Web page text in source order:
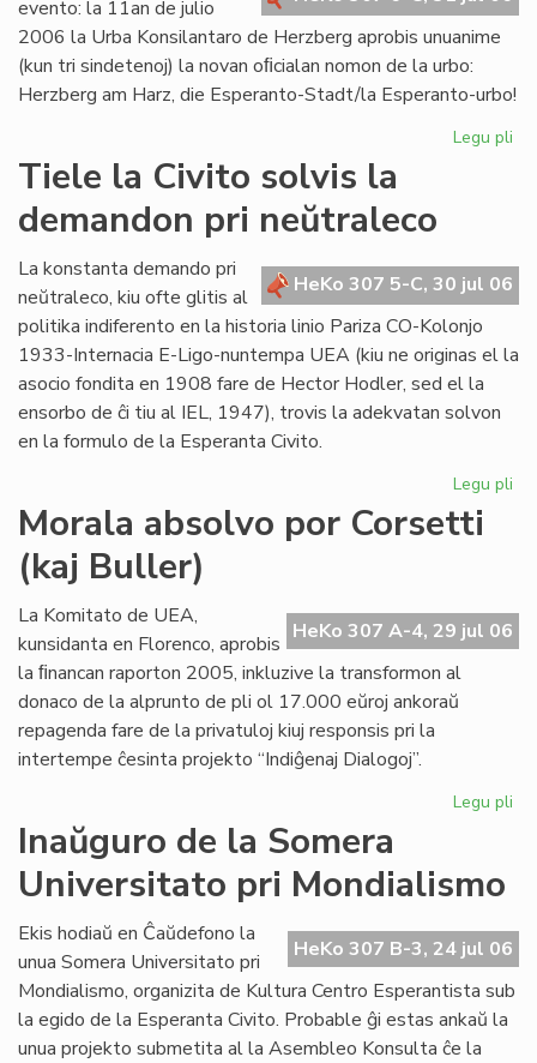
evento: la 11an de julio
2006 la Urba Konsilantaro de Herzberg aprobis unuanime
(kun tri sindetenoj) la novan oﬁcialan nomon de la urbo:
Herzberg am Harz, die Esperanto-Stadt/la Esperanto-urbo!
Legu pli
Tiele la Civito solvis la
demandon pri neŭtraleco
HeKo 307 5-C, 30 jul 06
La konstanta demando pri
neŭtraleco, kiu ofte glitis al
politika indiferento en la historia linio Pariza CO-Kolonjo
1933-Internacia E-Ligo-nuntempa UEA (kiu ne originas el la
asocio fondita en 1908 fare de Hector Hodler, sed el la
ensorbo de ĉi tiu al IEL, 1947), trovis la adekvatan solvon
en la formulo de la Esperanta Civito.
Legu pli
la
Morala absolvo por Corsetti
(kaj Buller)
HeKo 307 A-4, 29 jul 06
La Komitato de UEA,
kunsidanta en Florenco, aprobis
la ﬁnancan raporton 2005, inkluzive la transformon al
donaco de la alprunto de pli ol 17.000 eŭroj ankoraŭ
repagenda fare de la privatuloj kiuj responsis pri la
intertempe ĉesinta projekto “Indiĝenaj Dialogoj”.
Legu pli
Inaŭguro de la Somera
Universitato pri Mondialismo
HeKo 307 B-3, 24 jul 06
Ekis hodiaŭ en Ĉaŭdefono la
unua Somera Universitato pri
Mondialismo, organizita de Kultura Centro Esperantista sub
la egido de la Esperanta Civito. Probable ĝi estas ankaŭ la
unua projekto submetita al la Asembleo Konsulta ĉe la